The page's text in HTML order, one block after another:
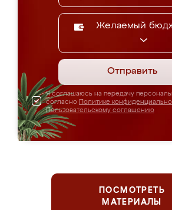
Желаемый
Отправить
Я соглашаюсь на передачу
согласно Политике
Пользовательскому соглашению
ПОСМОТРЕТЬ
МАТЕРИАЛЫ